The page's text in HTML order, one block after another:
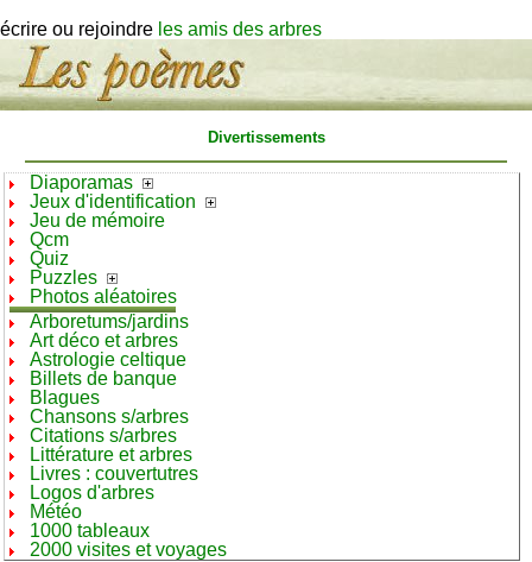
écrire ou rejoindre les amis des arbres
Divertissements
Diaporamas
Jeux d'identification
Jeu de mémoire
Qcm
Quiz
Puzzles
Photos aléatoires
Arboretums/jardins
Art déco et arbres
Astrologie celtique
Billets de banque
Blagues
Chansons s/arbres
Citations s/arbres
Littérature et arbres
Livres : couvertutres
Logos d'arbres
Météo
1000 tableaux
2000 visites et voyages